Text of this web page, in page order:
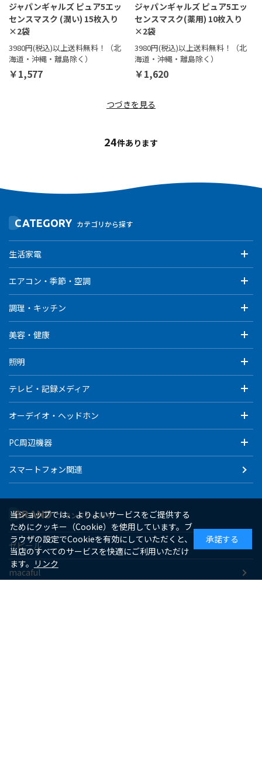
ジャパンギャルズ ピュア5エッ
センスマスク (潤い) 15枚入り
×2袋
3980円(税込)以上送料無料！（北
海道・沖縄・離島除く）
￥1,577
ジャパンギャルズ ピュア5エッ
センスマスク(薬用) 10枚入り
×2袋
3980円(税込)以上送料無料！（北
海道・沖縄・離島除く）
￥1,620
つづきを見る
24件あります
CATEGORY カテゴリから探す
生活家電
エアコン・季節・空調
調理・キッチン
美容・健康
照明
テレビ・記録メディア
オーデイオ・ヘッドホン
PC周辺機器
スマートフォン関連
BRAND ブランドから探す
ゼピール
macaful
当ショップでは、よりよいサービスをご提供する
ためにクッキー（Cookie）を使用しています。ブ
ラウザの設定でCookieを有効にしていただくと、
当店のすべてのサービスを快適にご利用いただけ
ます。 リンク
承諾する